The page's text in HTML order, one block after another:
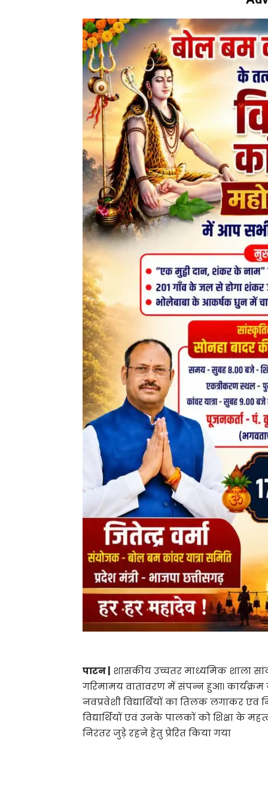
पाटन | शासकीय उच्चतर माध्यमिक शाला
गरिमामय वातावरण में संपन्न हुआ।
नवप्रवेशी विद्यार्थियों का तिलक लगाकर
विद्यार्थियों एवं उनके पालकों को शिक्षा के
निरंतर जुड़े रहने हेतु प्रेरित किया गया